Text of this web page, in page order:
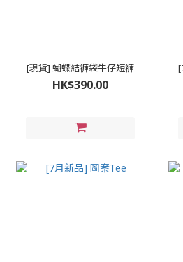
[現貨] 蝴蝶結褲袋牛仔短褲
HK$390.00